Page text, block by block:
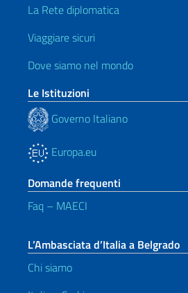
La Rete diplomatica
Viaggiare sicuri
Dove siamo nel mondo
Le Istituzioni
Governo Italiano
Europa.eu
Domande frequenti
Faq – MAECI
L’Ambasciata d’Italia a Belgrado
Chi siamo